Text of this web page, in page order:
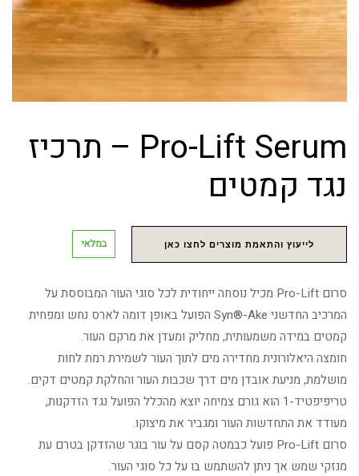
Pro-Lift Serum – תרכיז
נגד קמטים
לייעוץ והתאמת מוצרים לחצו כאן במלאי
סרום Pro-Lift מכיל נוסחה ייחודית לכל סוגי העור המבוססת על
המרכיב החדשני Syn®-Ake הפועל באופן דומה לארס נחש ומפחית
קמטים במידה משמעותית, מחליק ומעדן את מרקם העור.
חומצה היאלורונית מחדירה מים לתוך העור לשמירת רמת לחות
מושלמת, מניעת אובדן מים דרך שכבות העור והחלקת קמטים דקים.
טריפיפטיד-1 הוא גורם צמיחה יוצא מהכלל הפועל נגד הזדקנות,
מעודד את התחדשות העור ומגביר את מיצוקו.
סרום Pro-Lift פועל כבמטה קסם על עור בוגר שהזדקן בטרם עת
מנזקי שמש אך ניתן להשתמש בו על כל סוגי העור.